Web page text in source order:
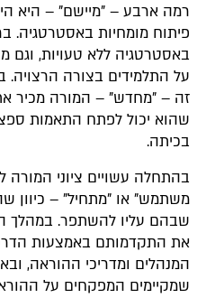
רמה ארבע – "מיישם" – היא
פיתוח מומחיות באסטרטגיה.
באסטרטגיה ללא טעויות,
על התלמידים בצורה
זה – "מחדש" – המורה מכיר
שהוא יכול לפתח התאמות
בכיתה.
בהתחלה עשויים ציוני המורה
משתמש" או "מתחיל" – כיוון
שבהם עליו להשתפר. במהלך
את התקדמותם באמצעות
המנהלים ומדריכי ההוראה,
שמקיימים המפקחים על